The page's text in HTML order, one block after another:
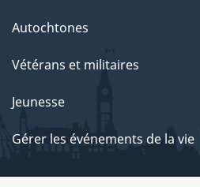
Autochtones
Vétérans et militaires
Jeunesse
Gérer les événements de la vie